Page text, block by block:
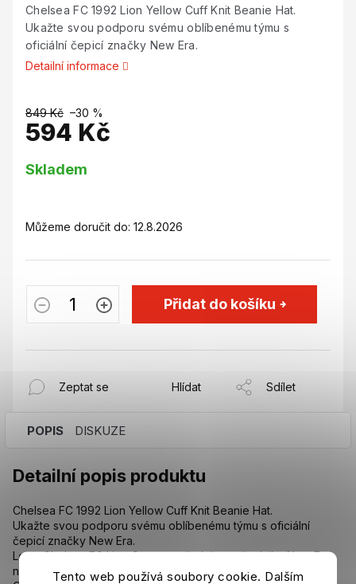
Tento web používá soubory cookie. Dalším
Chelsea FC 1992 Lion Yellow Cuff Knit Beanie Hat.
Ukažte svou podporu svému oblíbenému týmu s
oficiální čepicí značky New Era.
Detailní informace
849 Kč –30 %
594 Kč
cena:
Skladem
Můžeme doručit do: 12.8.2026
Přidat do košíku
Zeptat se Hlídat Sdílet
POPIS DISKUZE
Detailní popis produktu
Chelsea FC 1992 Lion Yellow Cuff Knit Beanie Hat.
Ukažte svou podporu svému oblíbenému týmu s oficiální
čepicí značky New Era.
Logo Chelsea FC Lion Crest na přední straně, vlajka New Era
na levé straně.